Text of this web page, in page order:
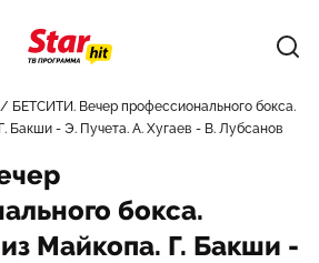
БЕТСИТИ. Вечер профессионального бокса.
Бакши - Э. Пучета. А. Хугаев - В. Лубсанов
бокса.
Майкопа. Г. Бакши -